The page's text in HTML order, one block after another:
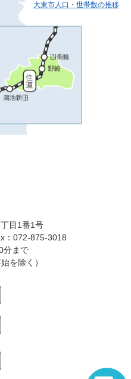
大東市人口・世帯数の推移
目1番1号
：072-875-3018
分まで
を除く）